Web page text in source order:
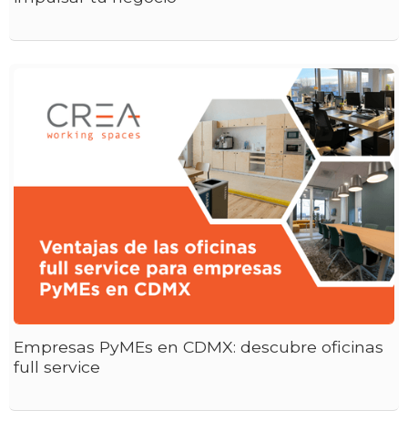
Empresas PyMEs en CDMX: descubre oficinas
full service